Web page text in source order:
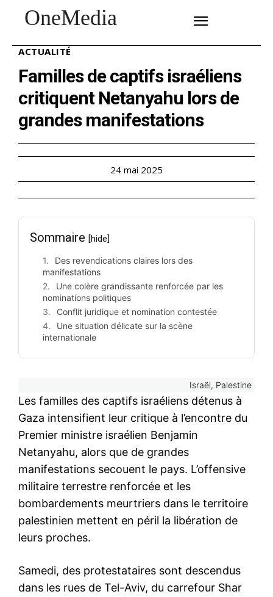
OneMedia
ACTUALITÉ
Familles de captifs israéliens
critiquent Netanyahu lors de
grandes manifestations
24 mai 2025
Sommaire [hide]
Des revendications claires lors des
manifestations
Une colère grandissante renforcée par les
nominations politiques
Conflit juridique et nomination contestée
Une situation délicate sur la scène
internationale
Israël, Palestine
Les familles des captifs israéliens détenus à
Gaza intensifient leur critique à l’encontre du
Premier ministre israélien Benjamin
Netanyahu, alors que de grandes
manifestations secouent le pays. L’offensive
militaire terrestre renforcée et les
bombardements meurtriers dans le territoire
palestinien mettent en péril la libération de
leurs proches.
Samedi, des protestataires sont descendus
dans les rues de Tel-Aviv, du carrefour Shar